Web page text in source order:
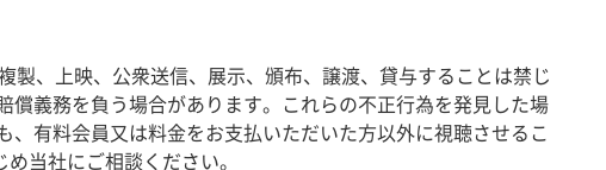
、上映、公衆送信、展示、頒布、譲渡、貸与することは禁じ
償義務を負う場合があります。これらの不正行為を発見した場
有料会員又は料金をお支払いただいた方以外に視聴させるこ
当社にご相談ください。